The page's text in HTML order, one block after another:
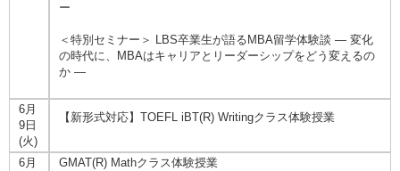
ー
＜特別セミナー＞ LBS卒業生が語るMBA留学体験談 ― 変化
の時代に、MBAはキャリアとリーダーシップをどう変えるの
か ―
6月
9日
(火)
【新形式対応】TOEFL iBT(R) Writingクラス体験授業
6月
GMAT(R) Mathクラス体験授業